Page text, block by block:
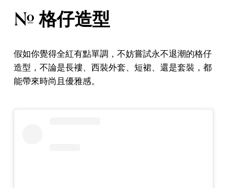
# 格仔造型
假如你覺得全紅有點單調，不妨嘗試永不退潮的格仔
造型，不論是長褸、西裝外套、短裙、還是套裝，都
能帶來時尚且優雅感。